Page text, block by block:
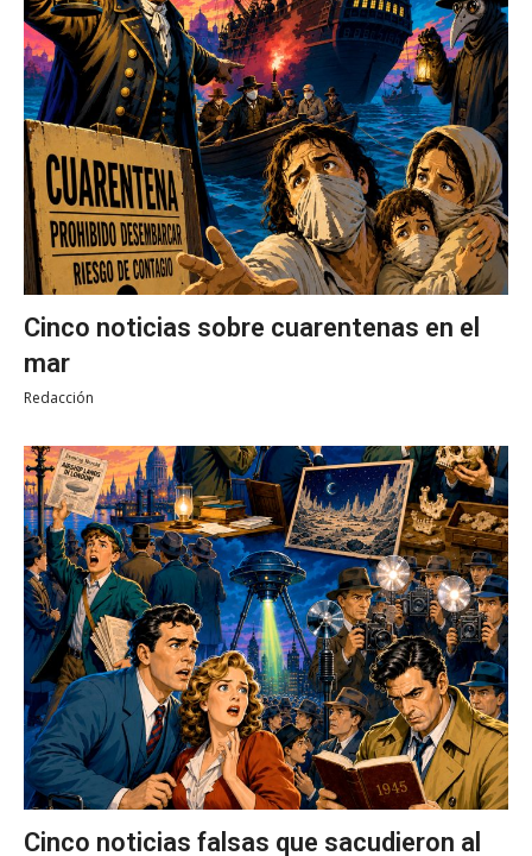
Cinco noticias sobre cuarentenas en el
mar
Redacción
Cinco noticias falsas que sacudieron al